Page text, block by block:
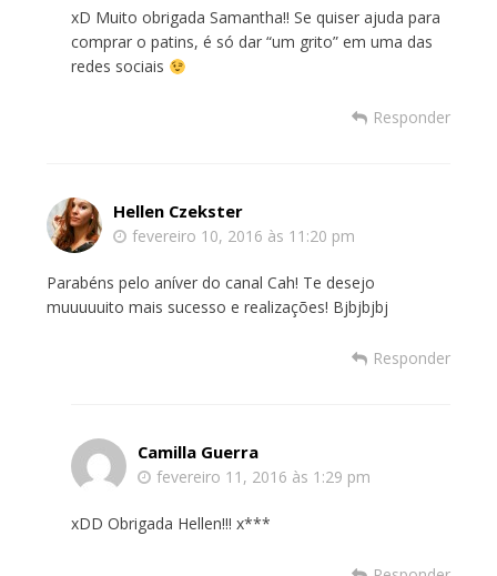
xD Muito obrigada Samantha!! Se quiser ajuda para
comprar o patins, é só dar “um grito” em uma das
redes sociais
Responder
Hellen Czekster
fevereiro 10, 2016 às 11:20 pm
Parabéns pelo aníver do canal Cah! Te desejo
muuuuuito mais sucesso e realizações! Bjbjbjbj
Responder
Camilla Guerra
fevereiro 11, 2016 às 1:29 pm
xDD Obrigada Hellen!!! x***